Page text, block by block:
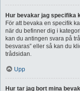
Hur bevakar jag specifika
För att bevaka en specifik
när du befinner dig i
kan du antingen svara på
besvaras” eller så kan du
trådsidan.
Upp
Hur tar jag bort mina